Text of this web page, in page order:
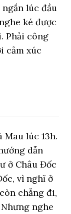
lúc đầu
ké được
Phải công
cảm xúc
lúc 13h.
dẫn
ở Châu Đốc
vì nghĩ ở
chẳng đi,
nghe